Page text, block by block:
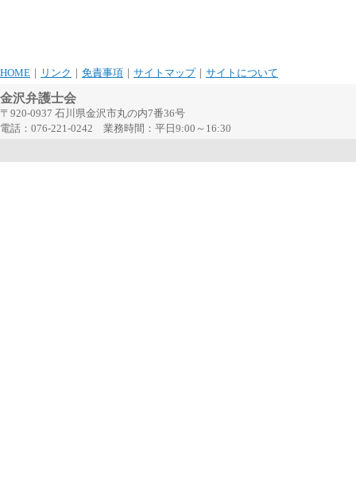
HOME ｜ リンク ｜ 免責事項 ｜ サイトマップ｜ サイトについて
金沢弁護士会
〒920-0937 石川県金沢市丸の内7番36号
電話：076-221-0242 業務時間：平日9:00～16:30